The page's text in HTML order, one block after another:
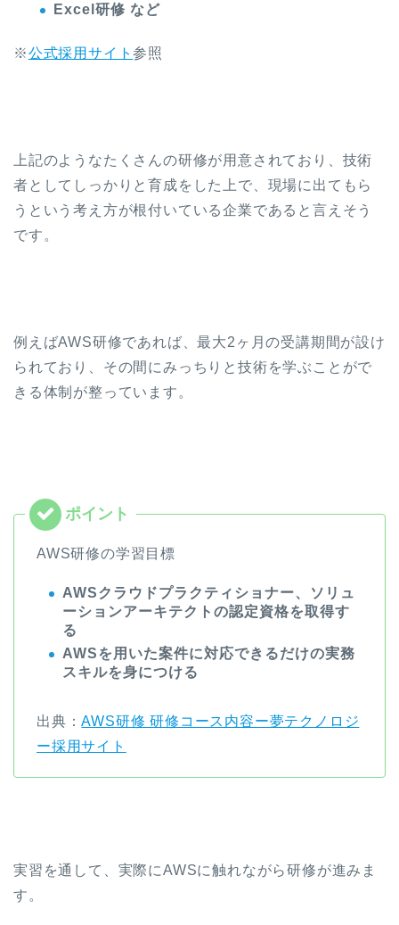
Excel研修 など
※公式採用サイト参照
上記のようなたくさんの研修が用意されており、技術
者としてしっかりと育成をした上で、現場に出てもら
うという考え方が根付いている企業であると言えそう
です。
例えばAWS研修であれば、最大2ヶ月の受講期間が設け
られており、その間にみっちりと技術を学ぶことがで
きる体制が整っています。
AWS研修の学習目標
AWSクラウドプラクティショナー、ソリュ
ーションアーキテクトの認定資格を取得す
る
AWSを用いた案件に対応できるだけの実務
スキルを身につける
出典：AWS研修 研修コース内容ー夢テクノロジ
ー採用サイト
実習を通して、実際にAWSに触れながら研修が進みま
す。